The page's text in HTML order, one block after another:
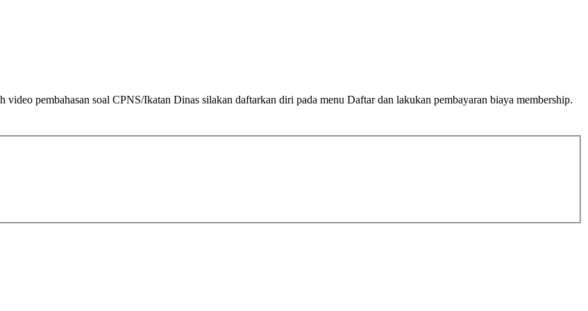
pembahasan soal CPNS/Ikatan Dinas silakan daftarkan diri pada menu Daftar dan lakukan pembayaran biaya membership.